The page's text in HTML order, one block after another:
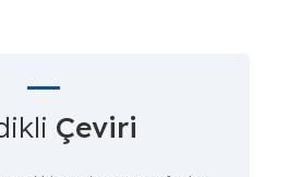
Çeviri